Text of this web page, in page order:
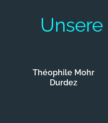
Unsere
Théophile Mohr
Durdez